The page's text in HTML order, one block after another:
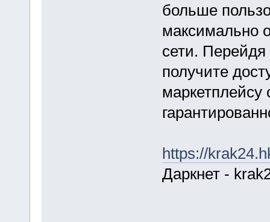
больше
максимально
сети. Перейдя
получите
https://
Даркнет -